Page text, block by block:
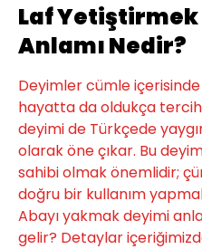
Laf
Anlamı Nedir?
Deyimler cümle içerisinde
hayatta da oldukça
deyimi de Türkçede
olarak öne çıkar. Bu
sahibi olmak önemlidir;
doğru bir kullanım
Abayı yakmak deyimi
gelir? Detaylar